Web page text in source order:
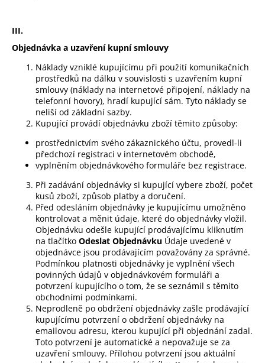
III.
Objednávka a uzavření kupní smlouvy
Náklady vzniklé kupujícímu při použití komunikačních
prostředků na dálku v souvislosti s uzavřením kupní
smlouvy (náklady na internetové připojení, náklady na
telefonní hovory), hradí kupující sám. Tyto náklady se
neliší od základní sazby.
Kupující provádí objednávku zboží těmito způsoby:
prostřednictvím svého zákaznického účtu, provedl-li
předchozí registraci v internetovém obchodě,
vyplněním objednávkového formuláře bez registrace.
Při zadávání objednávky si kupující vybere zboží, počet
kusů zboží, způsob platby a doručení.
Před odesláním objednávky je kupujícímu umožněno
kontrolovat a měnit údaje, které do objednávky vložil.
Objednávku odešle kupující prodávajícímu kliknutím
na tlačítko Odeslat Objednávku Údaje uvedené v
objednávce jsou prodávajícím považovány za správné.
Podmínkou platnosti objednávky je vyplnění všech
povinných údajů v objednávkovém formuláři a
potvrzení kupujícího o tom, že se seznámil s těmito
obchodními podmínkami.
Neprodleně po obdržení objednávky zašle prodávající
kupujícímu potvrzení o obdržení objednávky na
emailovou adresu, kterou kupující při objednání zadal.
Toto potvrzení je automatické a nepovažuje se za
uzavření smlouvy. Přílohou potvrzení jsou aktuální